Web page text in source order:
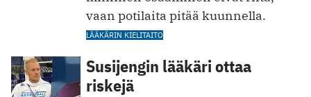
vaan potilaita pitää kuunnella.
LÄÄKÄRIN KIELITAITO
Susijengin lääkäri ottaa
riskejä